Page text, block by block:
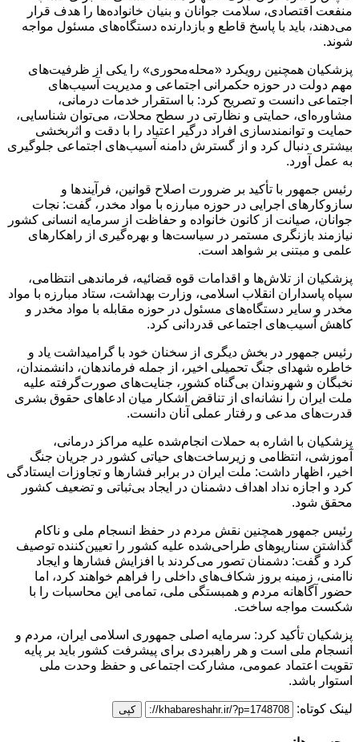
منفعت اقتصادی، سلامت جوانان و بنیان خانواده‌ها را هدف قرار
می‌دهند، باید با پاسخ قاطع و بازدارنده دستگاه‌های مسئول مواجه
شوند.
پزشکیان همچنین رویکرد «محله‌محوری» را یکی از ظرفیت‌های
مهم دولت در حوزه حکمرانی اجتماعی و مدیریت آسیب‌های
اجتماعی دانست و تصریح کرد: با استقرار خدمات درمانی،
مشاوره‌ای، حمایتی و نظارتی در سطح محلات، می‌توان شناسایی،
حمایت و توانمندسازی افراد درگیر اعتیاد را با دقت و اثربخشی
بیشتری دنبال کرد و از گسترش دامنه آسیب‌های اجتماعی جلوگیری
به عمل آورد.
رئیس جمهور با تأکید بر ضرورت اصلاح قوانین، فرآیندها و
سازوکارهای اجرایی در حوزه مبارزه با مواد مخدر، گفت: نجات
جوانان، صیانت از کانون خانواده و حفاظت از سرمایه انسانی کشور
نیازمند بازنگری مستمر در سیاست‌ها و بهره‌گیری از راهکارهای
علمی و مبتنی بر شواهد است.
پزشکیان از تلاش‌ها و اقدامات قوه قضائیه، فرماندهی انتظامی،
سپاه پاسداران انقلاب اسلامی، وزارت بهداشت، ستاد مبارزه با مواد
مخدر و سایر دستگاه‌های مسئول در حوزه مقابله با مواد مخدر و
کاهش آسیب‌های اجتماعی قدردانی کرد.
رئیس جمهور در بخش دیگری از سخنان خود با گرامیداشت یاد و
خاطره شهدای جنگ تحمیلی اخیر، از جمله فرماندهان، دانشمندان،
نخبگان و شهروندان بی‌گناه کشور، جنایت‌های صورت‌گرفته علیه
ملت ایران را نشانه‌ای از تناقض آشکار میان ادعاهای حقوق بشری
قدرت‌های مدعی و رفتار عملی آنان دانست.
پزشکیان با اشاره به حملات انجام‌شده علیه مراکز درمانی،
آموزشی، انتظامی و زیرساخت‌های حیاتی کشور در جریان جنگ
اخیر، اظهار داشت: ملت ایران در برابر فشارها و تجاوزات ایستادگی
کرد و اجازه نداد اهداف دشمنان در ایجاد بی‌ثباتی و تضعیف کشور
محقق شود.
رئیس جمهور همچنین نقش مردم در حفظ انسجام ملی و ناکام
گذاشتن سناریوهای طراحی‌شده علیه کشور را تعیین‌کننده توصیف
کرد و گفت: دشمنان تصور می‌کردند با افزایش فشارها و ایجاد
ناامنی، زمینه بروز شکاف‌های داخلی را فراهم خواهند کرد، اما
حضور آگاهانه مردم و همبستگی ملی، تمامی این محاسبات را با
شکست مواجه ساخت.
پزشکیان تأکید کرد: سرمایه اصلی جمهوری اسلامی ایران، مردم و
انسجام ملی است و هر راهبردی برای پیشرفت کشور باید بر پایه
تقویت اعتماد عمومی، مشارکت اجتماعی و حفظ وحدت ملی
استوار باشد.
لینک کوتاه: کپی